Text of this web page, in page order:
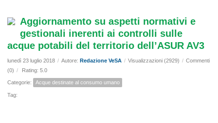
Aggiornamento su aspetti normativi e
gestionali inerenti ai controlli sulle
acque potabili del territorio dell’ASUR AV3
lunedì 23 luglio 2018 / Autore: Redazione VeSA / Visualizzazioni (2929) / Commenti
(0) / Rating: 5.0
Categorie: Acque destinate al consumo umano
Tag: